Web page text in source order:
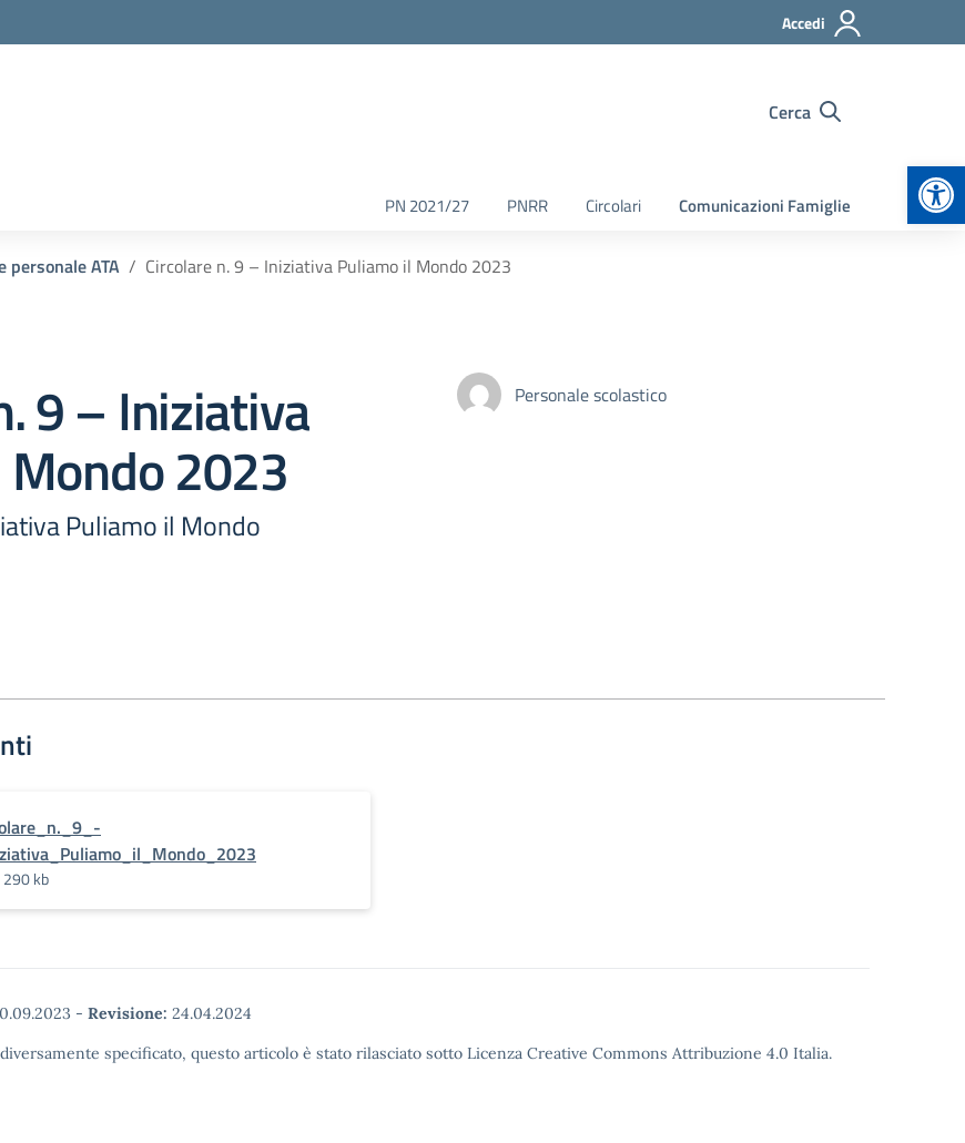
Accedi
Cerca
PN 2021/27 PNRR Circolari Comunicazioni Famiglie
personale ATA Circolare n. 9 – Iniziativa Puliamo il Mondo 2023
9 – Iniziativa
2023
Puliamo il Mondo
Personale scolastico
kb
- Revisione: 24.04.2024
specificato, questo articolo è stato rilasciato sotto Licenza Creative Commons Attribuzione 4.0 Italia.